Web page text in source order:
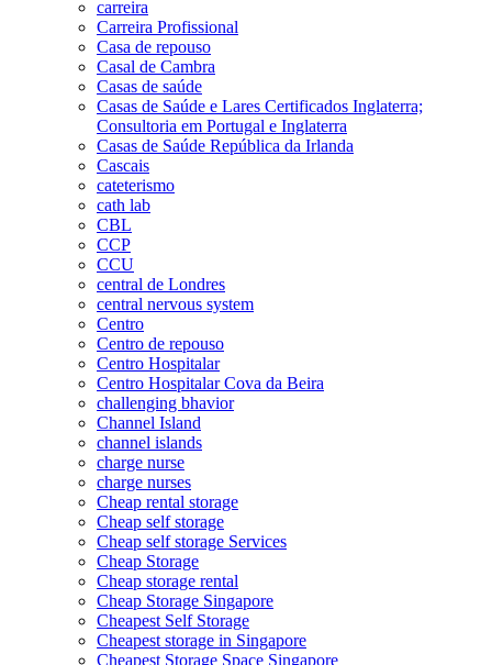
carreira
Carreira Profissional
Casa de repouso
Casal de Cambra
Casas de saúde
Casas de Saúde e Lares Certificados Inglaterra;
Consultoria em Portugal e Inglaterra
Casas de Saúde República da Irlanda
Cascais
cateterismo
cath lab
CBL
CCP
CCU
central de Londres
central nervous system
Centro
Centro de repouso
Centro Hospitalar
Centro Hospitalar Cova da Beira
challenging bhavior
Channel Island
channel islands
charge nurse
charge nurses
Cheap rental storage
Cheap self storage
Cheap self storage Services
Cheap Storage
Cheap storage rental
Cheap Storage Singapore
Cheapest Self Storage
Cheapest storage in Singapore
Cheapest Storage Space Singapore